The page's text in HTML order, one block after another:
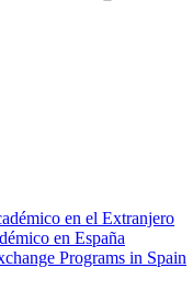
en el Extranjero
en España
Programs in Spain